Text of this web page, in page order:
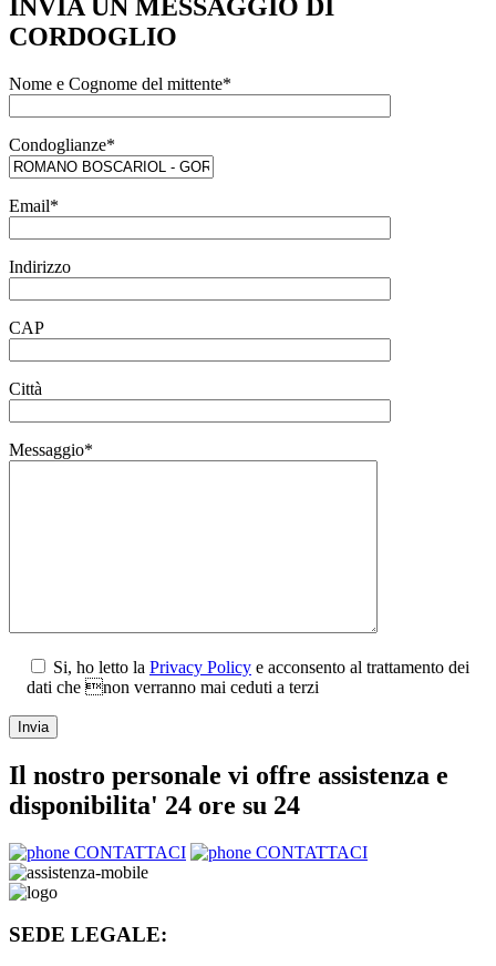
INVIA UN MESSAGGIO DI
CORDOGLIO
Nome e Cognome del mittente*
Condoglianze*
Email*
Indirizzo
CAP
Città
Messaggio*
Si, ho letto la Privacy Policy e acconsento al trattamento dei
dati che non verranno mai ceduti a terzi
Il nostro personale vi offre assistenza e
disponibilita' 24 ore su 24
CONTATTACI CONTATTACI
SEDE LEGALE: